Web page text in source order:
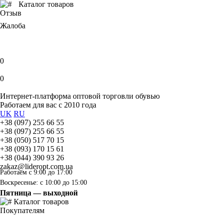
Каталог товаров
Отзыв
Жалоба
0
0
Интернет-платформа оптовой торговли обувью
Работаем для вас с 2010 года
UK RU
+38 (097) 255 66 55
+38 (097) 255 66 55
+38 (050) 517 70 15
+38 (093) 170 15 61
+38 (044) 390 93 26
zakaz@lideropt.com.ua
Работаем с 9:00 до 17:00
Воскресенье: с 10:00 до 15:00
Пятница — выходной
Каталог товаров
Покупателям